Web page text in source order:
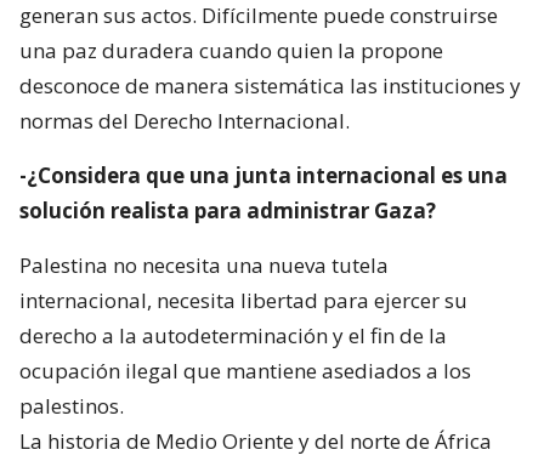
generan sus actos. Difícilmente puede construirse
una paz duradera cuando quien la propone
desconoce de manera sistemática las instituciones y
normas del Derecho Internacional.
-¿Considera que una junta internacional es una
solución realista para administrar Gaza?
Palestina no necesita una nueva tutela
internacional, necesita libertad para ejercer su
derecho a la autodeterminación y el fin de la
ocupación ilegal que mantiene asediados a los
palestinos.
La historia de Medio Oriente y del norte de África